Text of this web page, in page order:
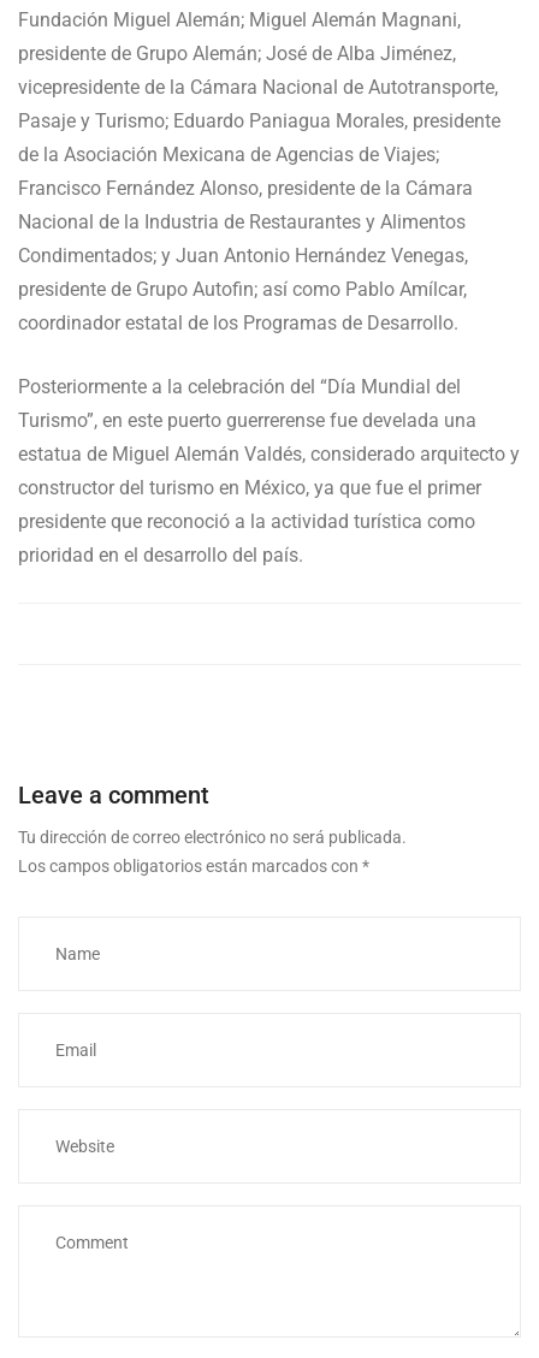
Fundación Miguel Alemán; Miguel Alemán Magnani,
presidente de Grupo Alemán; José de Alba Jiménez,
vicepresidente de la Cámara Nacional de Autotransporte,
Pasaje y Turismo; Eduardo Paniagua Morales, presidente
de la Asociación Mexicana de Agencias de Viajes;
Francisco Fernández Alonso, presidente de la Cámara
Nacional de la Industria de Restaurantes y Alimentos
Condimentados; y Juan Antonio Hernández Venegas,
presidente de Grupo Autofin; así como Pablo Amílcar,
coordinador estatal de los Programas de Desarrollo.
Posteriormente a la celebración del “Día Mundial del
Turismo”, en este puerto guerrerense fue develada una
estatua de Miguel Alemán Valdés, considerado arquitecto y
constructor del turismo en México, ya que fue el primer
presidente que reconoció a la actividad turística como
prioridad en el desarrollo del país.
Leave a comment
Tu dirección de correo electrónico no será publicada.
Los campos obligatorios están marcados con *